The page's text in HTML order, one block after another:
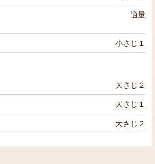
適量
小さじ１
大さじ２
大さじ１
大さじ２